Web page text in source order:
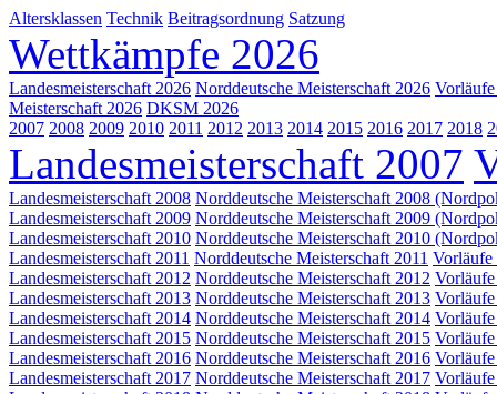
Altersklassen Technik Beitragsordnung Satzung
Wettkämpfe 2026
Landesmeisterschaft 2026 Norddeutsche Meisterschaft 2026
Meisterschaft 2026 DKSM 2026
2007 2008 2009 2010 2011 2012 2013 2014 2015 2016 2017 2018
Landesmeisterschaft 2007
Landesmeisterschaft 2008 Norddeutsche Meisterschaft 2008
Landesmeisterschaft 2009 Norddeutsche Meisterschaft 2009
Landesmeisterschaft 2010 Norddeutsche Meisterschaft 2010
Landesmeisterschaft 2011 Norddeutsche Meisterschaft 2011
Landesmeisterschaft 2012 Norddeutsche Meisterschaft 2012
Landesmeisterschaft 2013 Norddeutsche Meisterschaft 2013
Landesmeisterschaft 2014 Norddeutsche Meisterschaft 2014
Landesmeisterschaft 2015 Norddeutsche Meisterschaft 2015
Landesmeisterschaft 2016 Norddeutsche Meisterschaft 2016
Landesmeisterschaft 2017 Norddeutsche Meisterschaft 2017